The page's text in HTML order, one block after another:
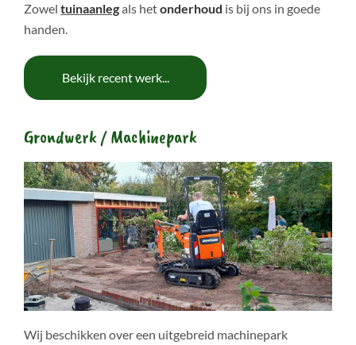
Zowel tuinaanlegals hetonderhoud is bij ons in goede
handen.
Bekijk recent werk...
Grondwerk / Machinepark
Wij beschikken over een uitgebreid machinepark